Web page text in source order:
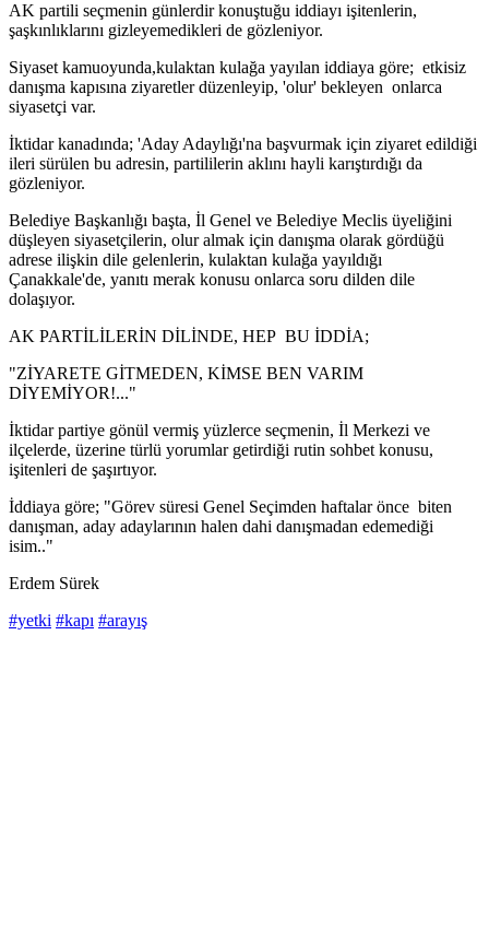
AK partili seçmenin günlerdir konuştuğu iddiayı işitenlerin,
şaşkınlıklarını gizleyemedikleri de gözleniyor.
Siyaset kamuoyunda,kulaktan kulağa yayılan iddiaya göre; etkisiz
danışma kapısına ziyaretler düzenleyip, 'olur' bekleyen onlarca
siyasetçi var.
İktidar kanadında; 'Aday Adaylığı'na başvurmak için ziyaret edildiği
ileri sürülen bu adresin, partililerin aklını hayli karıştırdığı da
gözleniyor.
Belediye Başkanlığı başta, İl Genel ve Belediye Meclis üyeliğini
düşleyen siyasetçilerin, olur almak için danışma olarak gördüğü
adrese ilişkin dile gelenlerin, kulaktan kulağa yayıldığı
Çanakkale'de, yanıtı merak konusu onlarca soru dilden dile
dolaşıyor.
AK PARTİLİLERİN DİLİNDE, HEP BU İDDİA;
"ZİYARETE GİTMEDEN, KİMSE BEN VARIM
DİYEMİYOR!..."
İktidar partiye gönül vermiş yüzlerce seçmenin, İl Merkezi ve
ilçelerde, üzerine türlü yorumlar getirdiği rutin sohbet konusu,
işitenleri de şaşırtıyor.
İddiaya göre; "Görev süresi Genel Seçimden haftalar önce biten
danışman, aday adaylarının halen dahi danışmadan edemediği
isim.."
Erdem Sürek
#yetki #kapı #arayış